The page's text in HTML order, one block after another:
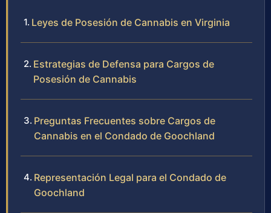
Leyes de Posesión de Cannabis en Virginia
Estrategias de Defensa para Cargos de
Posesión de Cannabis
Preguntas Frecuentes sobre Cargos de
Cannabis en el Condado de Goochland
Representación Legal para el Condado de
Goochland